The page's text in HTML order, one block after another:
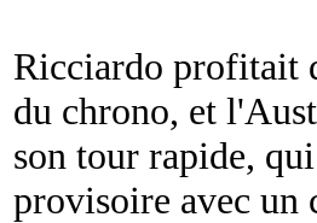
Ricciardo profitait
du chrono, et
son tour rapide,
provisoire avec un